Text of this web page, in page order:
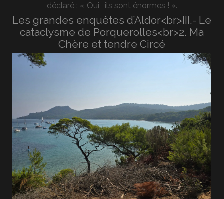
déclaré : « Oui, ils sont énormes ! ».
Les grandes enquêtes d’Aldor<br>III.- Le
cataclysme de Porquerolles<br>2. Ma
Chère et tendre Circé